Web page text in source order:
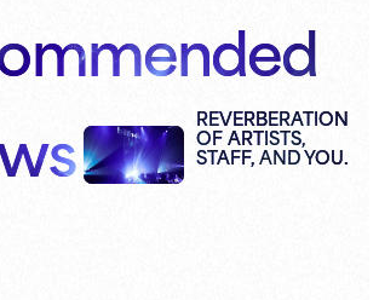
REVERBERATION
OF ARTISTS,
STAFF, AND YOU.